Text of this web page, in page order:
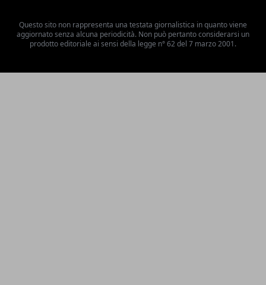
Questo sito non rappresenta una testata giornalistica in quanto viene
aggiornato senza alcuna periodicità. Non può pertanto considerarsi un
prodotto editoriale ai sensi della legge n° 62 del 7 marzo 2001.